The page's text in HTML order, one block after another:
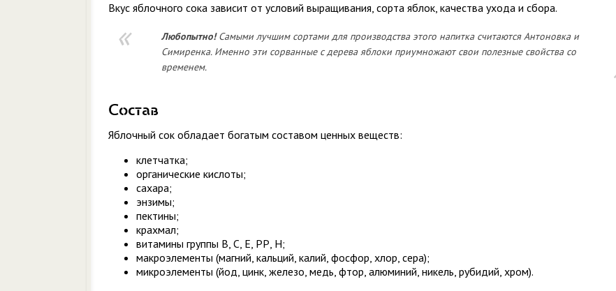
Вкус яблочного сока зависит от условий выращивания, сорта яблок, качества ухода и сбора.
Любопытно!Самыми лучшим сортами для производства этого напитка считаются Антоновка и
Симиренка. Именно эти сорванные с дерева яблоки приумножают свои полезные свойства со
временем.
Состав
Яблочный сок обладает богатым составом ценных веществ:
клетчатка;
органические кислоты;
сахара;
энзимы;
пектины;
крахмал;
витамины группы В, С, Е, РР, Н;
макроэлементы (магний, кальций, калий, фосфор, хлор, сера);
микроэлементы (йод, цинк, железо, медь, фтор, алюминий, никель, рубидий, хром).